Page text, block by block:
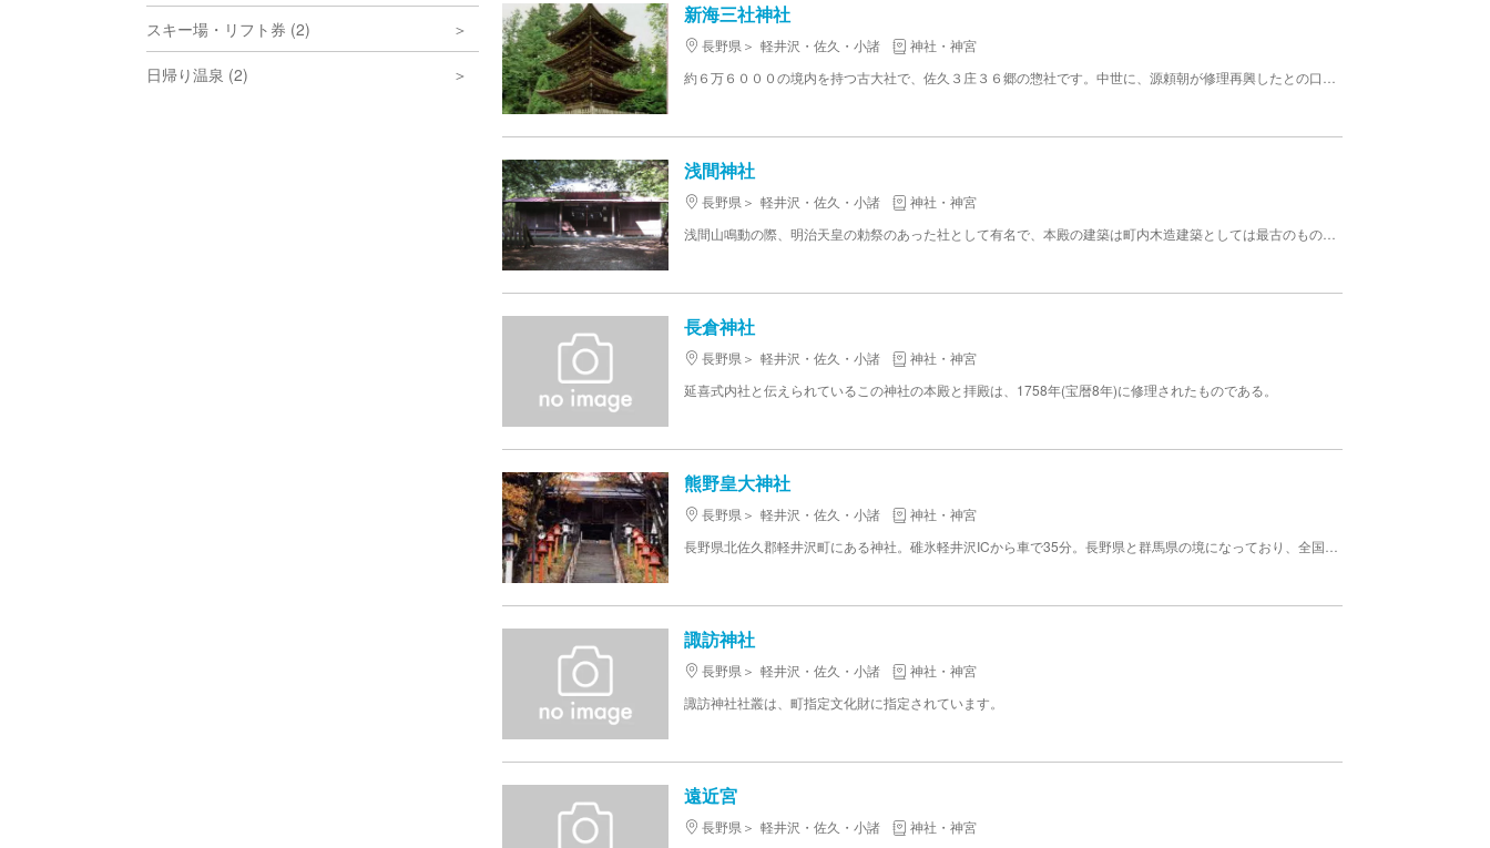
スキー場・リフト券 (2)
日帰り温泉 (2)
新海三社神社
長野県 軽井沢・佐久・小諸
神社・神宮
浅間神社
長野県 軽井沢・佐久・小諸
神社・神宮
長倉神社
長野県 軽井沢・佐久・小諸
神社・神宮
延喜式内社と伝えられているこの神社の本殿と拝殿は、1758年(宝暦8年)に修理されたものである。
熊野皇大神社
長野県 軽井沢・佐久・小諸
神社・神宮
諏訪神社
長野県 軽井沢・佐久・小諸
神社・神宮
諏訪神社社叢は、町指定文化財に指定されています。
遠近宮
長野県 軽井沢・佐久・小諸
神社・神宮